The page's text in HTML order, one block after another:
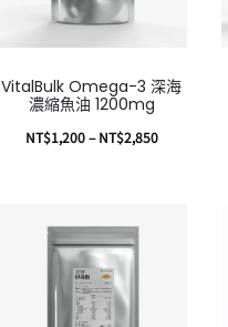
VitalBulk Omega-3 深海
濃縮魚油 1200mg
NT$1,200– NT$2,850